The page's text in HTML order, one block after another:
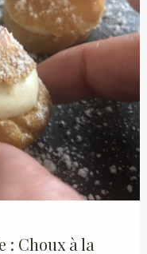
: Choux à la